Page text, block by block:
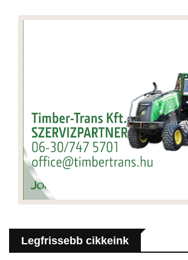
Legfrissebb cikkeink